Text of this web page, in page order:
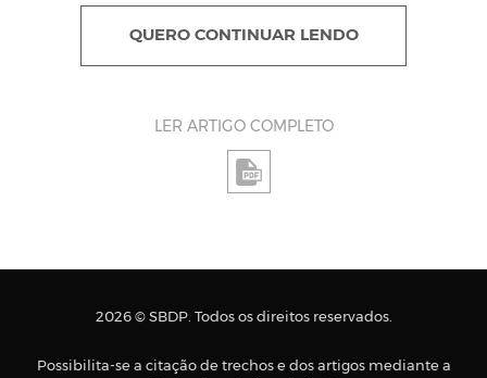
QUERO CONTINUAR LENDO
LER ARTIGO COMPLETO
2026 © SBDP. Todos os direitos reservados.
Possibilita-se a citação de trechos e dos artigos mediante a